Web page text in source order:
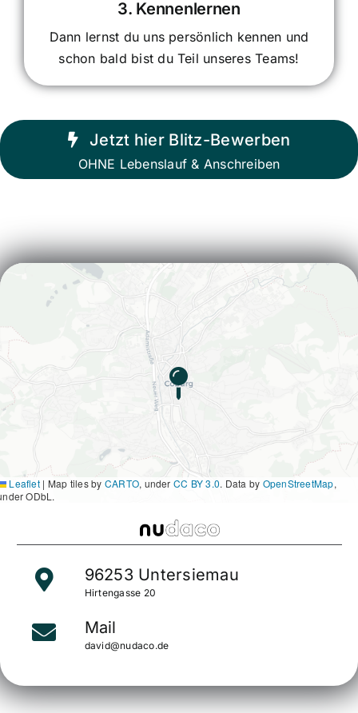
3. Kennenlernen
Dann lernst du uns persönlich kennen und
schon bald bist du Teil unseres Teams!
Jetzt hier Blitz-Bewerben
OHNE Lebenslauf & Anschreiben
Leaflet | Map tiles by CARTO, under CC BY 3.0. Data by OpenStreetMap,
ODbL.
96253 Untersiemau
Hirtengasse 20
Mail
david@nudaco.de